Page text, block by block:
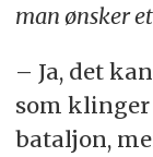
man ønsker
– Ja, det
som
bataljon,